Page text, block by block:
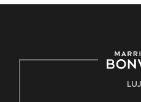
Derecho a trabajar
Conozca sus derechos